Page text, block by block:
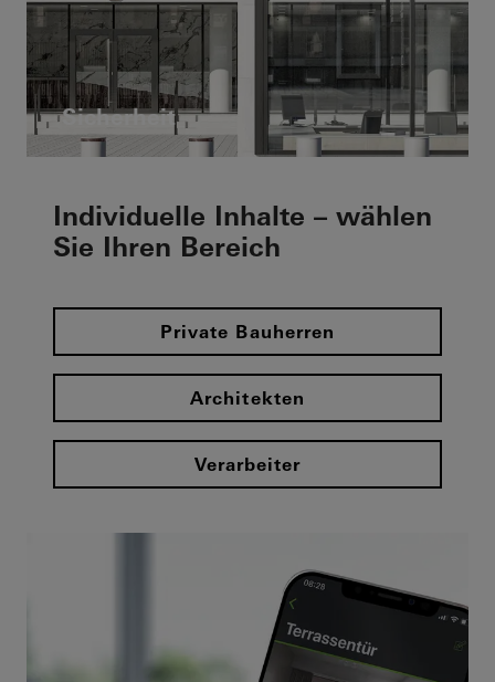
Sicherheit
Individuelle Inhalte – wählen
Sie Ihren Bereich
Private Bauherren
Architekten
Verarbeiter